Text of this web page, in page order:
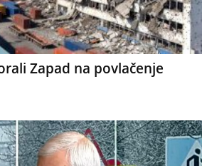
Zapad na povlačenje